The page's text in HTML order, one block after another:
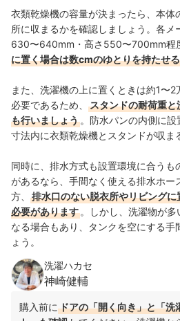
衣類乾燥機の容量が決まったら、本体
所に収まるかを確認しましょう。各メ
630〜640mm・高さ550〜700mm程
に置く場合は数cmのゆとりを持たせ
また、洗濯機の上に置くときは約1〜
必要であるため、
スタンドの耐荷重
も行いましょう 。防水パンの内側に
寸法内に衣類乾燥機とスタンドが収ま
同時に、排水方式も設置環境に合うも
があるなら、手間なく使える排水ホー
方、
排水口のない脱衣所やリビング
必要があります 。しかし、洗濯物が
なる場合もあり、タンクを空にする手
ょう。
洗濯ハカセ
神崎健輔
購入前に ドアの「開く向き」と「洗